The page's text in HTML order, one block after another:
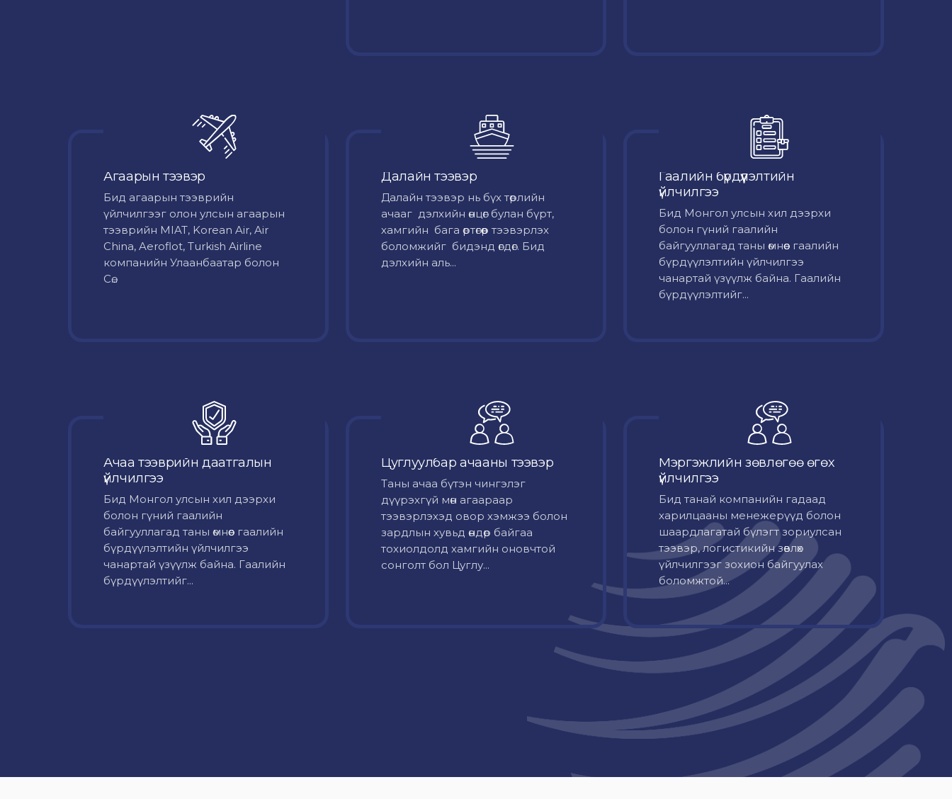
Агаарын тээвэр
Бид агаарын тээврийн
үйлчилгээг олон улсын агаарын
тээврийн MIAT, Korean Air, Air
China, Aeroflot, Turkish Airline
компанийн Улаанбаатар болон
Сө...
Далайн тээвэр
Далайн тээвэр нь бүх төрлийн
ачааг дэлхийн өнцөг булан бүрт,
хамгийн бага өртөгөөр тээвэрлэх
боломжийг бидэнд өгдөг. Бид
дэлхийн аль...
Гаалийн бүрдүүлэлтийн
үйлчилгээ
Бид Монгол улсын хил дээрхи
болон гүний гаалийн
байгууллагад таны өмнөөс гаалийн
бүрдүүлэлтийн үйлчилгээ
чанартай үзүүлж байна. Гаалийн
бүрдүүлэлтийг...
Ачаа тээврийн даатгалын
үйлчилгээ
Бид Монгол улсын хил дээрхи
болон гүний гаалийн
байгууллагад таны өмнөөс гаалийн
бүрдүүлэлтийн үйлчилгээ
чанартай үзүүлж байна. Гаалийн
бүрдүүлэлтийг...
Цуглуулбар ачааны тээвэр
Таны ачаа бүтэн чингэлэг
дүүрэхгүй мөн агаараар
тээвэрлэхэд овор хэмжээ болон
зардлын хувьд өндөр байгаа
тохиолдолд хамгийн оновчтой
сонголт бол Цуглу...
Мэргэжлийн зөвлөгөө өгөх
үйлчилгээ
Бид танай компанийн гадаад
харилцааны менежерүүд болон
шаардлагатай бүлэгт зориулсан
тээвэр, логистикийн зөвлөх
үйлчилгээг зохион байгуулах
боломжтой...